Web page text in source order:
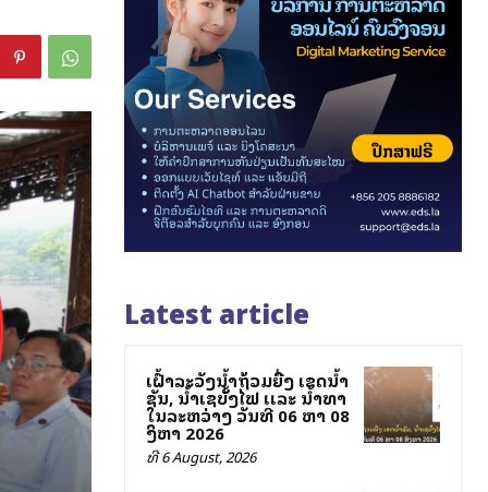
Latest article
ເຝົ້າລະວັງນໍ້າຖ້ວມຍື່ງ ເຂດນໍ້າ
ຊັນ, ນໍ້າເຊບັັ້ງໄຟ ເເລະ ນໍ້າທາ
ໃນລະຫວ່າງ ວັນທີ 06 ຫາ 08
ສິງຫາ 2026
ທີ 6 August, 2026